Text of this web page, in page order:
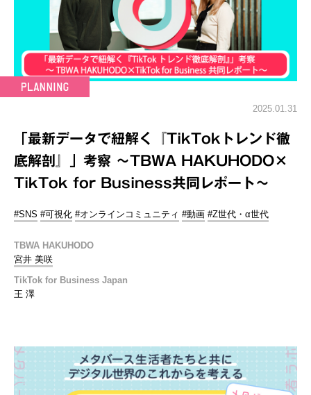
2025.01.31
「最新データで紐解く『TikTokトレンド徹
底解剖』」考察 ～TBWA HAKUHODO×
TikTok for Business共同レポート～
#SNS #可視化 #オンラインコミュニティ #動画 #Z世代・α世代
TBWA HAKUHODO
宮井 美咲
TikTok for Business Japan
王 澤